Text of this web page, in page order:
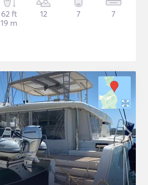
62 ft
19 m
12 7 7